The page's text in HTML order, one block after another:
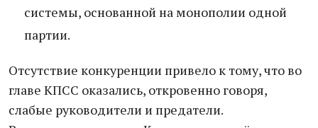
системы, основанной на монополии одной
партии.
Отсутствие конкуренции привело к тому, что во
главе КПСС оказались, откровенно говоря,
слабые руководители и предатели.